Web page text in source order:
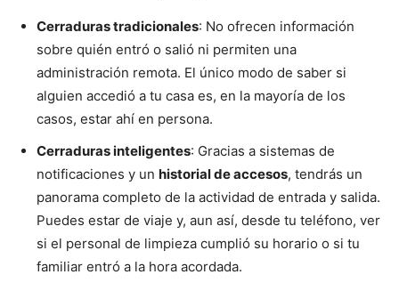
Cerraduras tradicionales: No ofrecen información
sobre quién entró o salió ni permiten una
administración remota. El único modo de saber si
alguien accedió a tu casa es, en la mayoría de los
casos, estar ahí en persona.
Cerraduras inteligentes: Gracias a sistemas de
notificaciones y un historial de accesos, tendrás un
panorama completo de la actividad de entrada y salida.
Puedes estar de viaje y, aun así, desde tu teléfono, ver
si el personal de limpieza cumplió su horario o si tu
familiar entró a la hora acordada.